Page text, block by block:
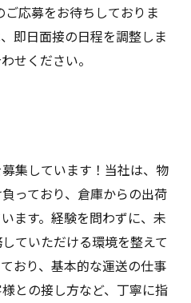
応募をお待ちしておりま
即日面接の日程を調整しま
せください。
集しています！当社は、物
っており、倉庫からの出荷
ます。経験を問わずに、未
ていただける環境を整えて
おり、基本的な運送の仕事
との接し方など、丁寧に指